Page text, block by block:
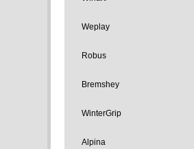
Weplay
Robus
Bremshey
WinterGrip
Alpina